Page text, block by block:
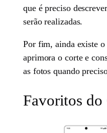
que é preciso
serão realizadas.
Por fim, ainda existe
aprimora o corte e
as fotos quando
Favoritos